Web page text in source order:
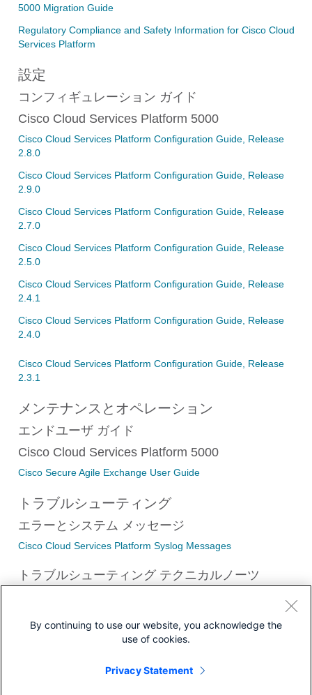
5000 Migration Guide
Regulatory Compliance and Safety Information for Cisco Cloud
Services Platform
設定
コンフィギュレーション ガイド
Cisco Cloud Services Platform 5000
Cisco Cloud Services Platform Configuration Guide, Release
2.8.0
Cisco Cloud Services Platform Configuration Guide, Release
2.9.0
Cisco Cloud Services Platform Configuration Guide, Release
2.7.0
Cisco Cloud Services Platform Configuration Guide, Release
2.5.0
Cisco Cloud Services Platform Configuration Guide, Release
2.4.1
Cisco Cloud Services Platform Configuration Guide, Release
2.4.0
Cisco Cloud Services Platform Configuration Guide, Release
2.3.1
メンテナンスとオペレーション
エンドユーザ ガイド
Cisco Cloud Services Platform 5000
Cisco Secure Agile Exchange User Guide
トラブルシューティング
エラーとシステム メッセージ
Cisco Cloud Services Platform Syslog Messages
トラブルシューティング テクニカルノーツ
By continuing to use our website, you acknowledge the
use of cookies.
Privacy Statement